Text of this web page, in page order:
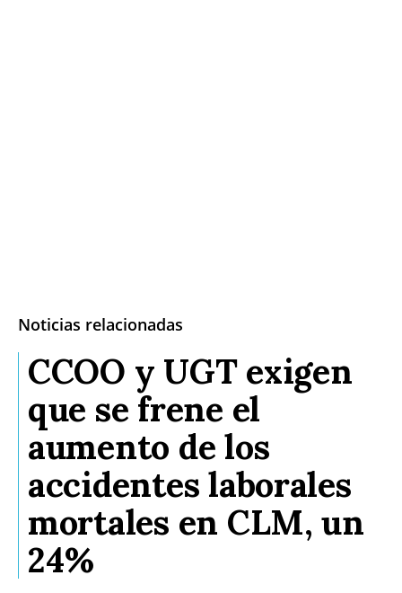
Noticias relacionadas
CCOO y UGT exigen
que se frene el
aumento de los
accidentes laborales
mortales en CLM, un
24%